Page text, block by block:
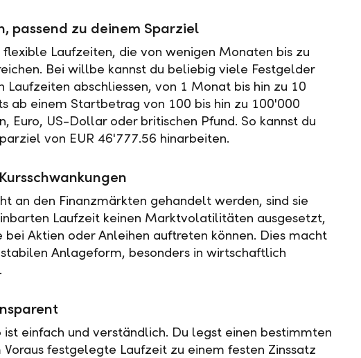
passend zu deinem Sparziel
Laufzeiten, die von wenigen Monaten bis zu
Bei willbe kannst du beliebig viele Festgelder
Laufzeiten abschliessen, von 1 Monat bis hin zu 10
ab einem Startbetrag von 100 bis hin zu 100'000
Euro, US-Dollar oder britischen Pfund. So kannst du
von EUR 46'777.56 hinarbeiten.
an den Finanzmärkten gehandelt werden, sind sie
Laufzeit keinen Marktvolatilitäten ausgesetzt,
bei Aktien oder Anleihen auftreten können. Dies macht
Anlageform, besonders in wirtschaftlich
ist einfach und verständlich. Du legst einen bestimmten
Voraus festgelegte Laufzeit zu einem festen Zinssatz